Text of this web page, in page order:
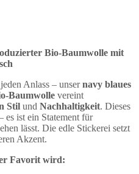
Bio-Baumwolle mit
Anlass – unsernavy blaues
Baumwolle vereint
Stil und Nachhaltigkeit. Dieses
es ist ein Statement für
lässt. Die edle Stickerei setzt
Akzent.
Favorit wird: